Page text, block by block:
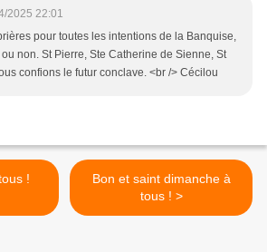
2025 22:01
pour toutes les intentions de la Banquise,
non. St Pierre, Ste Catherine de Sienne, St
confions le futur conclave. <br /> Cécilou
!
Bon et saint dimanche à
tous ! >